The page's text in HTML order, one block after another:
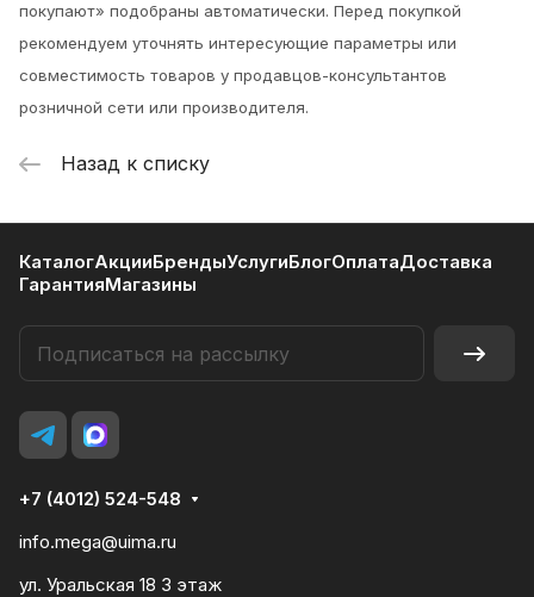
покупают» подобраны автоматически. Перед покупкой
рекомендуем уточнять интересующие параметры или
совместимость товаров у продавцов-консультантов
розничной сети или производителя.
Назад к списку
КаталогАкцииБрендыУслугиБлогОплатаДоставка
ГарантияМагазины
+7 (4012) 524-548
info.mega@uima.ru
ул. Уральская 18 3 этаж